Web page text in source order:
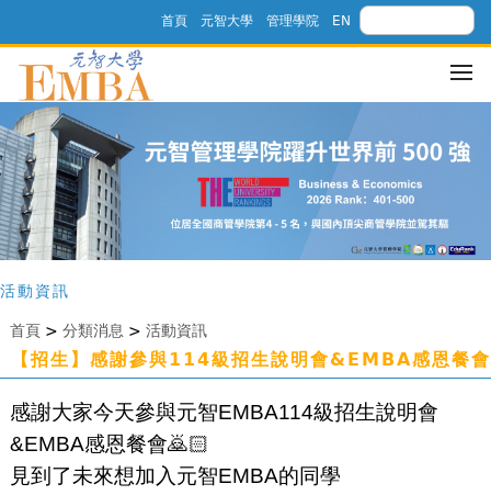
首頁 元智大學 管理學院 EN
活動資訊
首頁> 分類消息 > 活動資訊
【招生】感謝參與114級招生說明會&EMBA感恩餐會
感謝大家今天參與元智EMBA114級招生說明會
&EMBA感恩餐會🙇🏻
見到了未來想加入元智EMBA的同學